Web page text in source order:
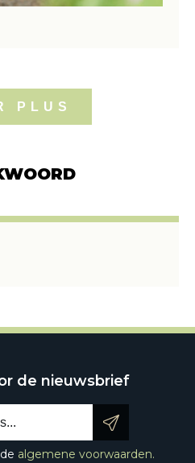
PLUS
de nieuwsbrief
algemene voorwaarden.